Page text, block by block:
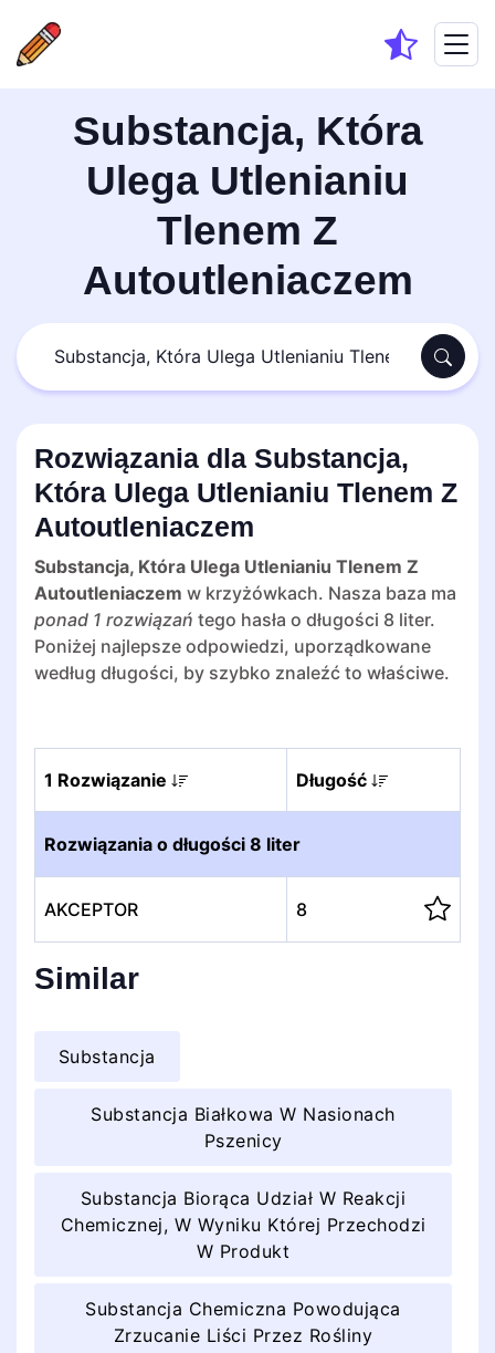
Substancja, Która
Ulega Utlenianiu
Tlenem Z
Autoutleniaczem
Rozwiązania dla Substancja,
Która Ulega Utlenianiu Tlenem Z
Autoutleniaczem
Substancja, Która Ulega Utlenianiu Tlenem Z
Autoutleniaczem w krzyżówkach. Nasza baza ma
ponad 1 rozwiązań tego hasła o długości 8 liter.
Poniżej najlepsze odpowiedzi, uporządkowane
według długości, by szybko znaleźć to właściwe.
1 Rozwiązanie Długość
Rozwiązania o długości 8 liter
AKCEPTOR 8
Similar
Substancja
Substancja Białkowa W Nasionach
Pszenicy
Substancja Biorąca Udział W Reakcji
Chemicznej, W Wyniku Której Przechodzi
W Produkt
Substancja Chemiczna Powodująca
Zrzucanie Liści Przez Rośliny